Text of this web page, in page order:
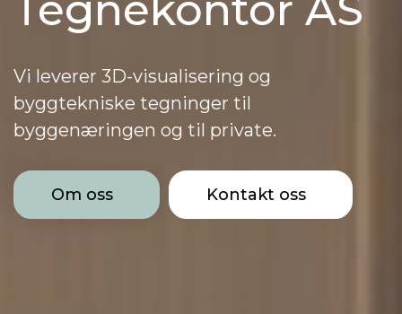
Vi leverer 3D-visualisering og
byggtekniske tegninger til
byggenæringen og til private.
Om oss Kontakt oss